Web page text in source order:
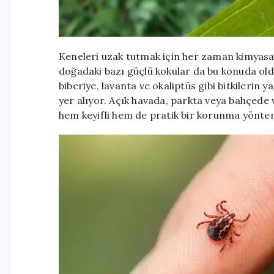
Keneleri uzak tutmak için her zaman
doğadaki bazı güçlü kokular da bu konuda
biberiye, lavanta ve okaliptüs gibi bitkilerin
yer alıyor. Açık havada, parkta veya
hem keyifli hem de pratik bir korunma